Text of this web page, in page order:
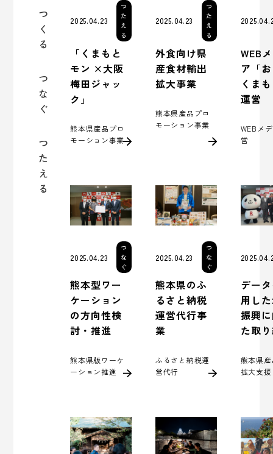
つ
く
る
つ
な
ぐ
つ
た
え
る
2025.04.23
つ
た
え
る
「くまもと
モン ×大阪
梅田ジャッ
ク」
熊本県産品プロ
モーション事業
2025.04.23
つ
た
え
る
外食向け県
産食材輸出
拡大事業
熊本県産品プロ
モーション事業
WEB
ア「
くま
運営
WEBメ
営
2025.04.23
つ
な
ぐ
熊本型ワー
ケーション
の方向性検
討・推進
熊本県版ワーケ
ーション推進
2025.04.23
つ
な
ぐ
熊本県のふ
るさと納税
運営代行事
業
ふるさと納税運
営代行
デー
用し
振興
た取
熊本県
拡大支援